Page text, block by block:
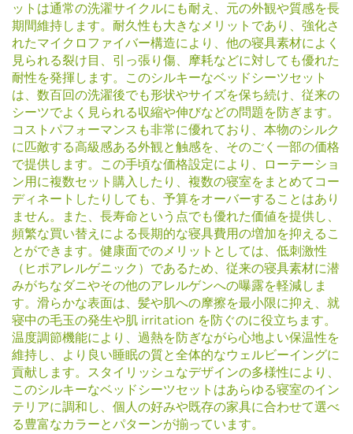
ットは通常の洗濯サイクルにも耐え、元の外観や質感を長
期間維持します。耐久性も大きなメリットであり、強化さ
れたマイクロファイバー構造により、他の寝具素材によく
見られる裂け目、引っ張り傷、摩耗などに対しても優れた
耐性を発揮します。このシルキーなベッドシーツセット
は、数百回の洗濯後でも形状やサイズを保ち続け、従来の
シーツでよく見られる収縮や伸びなどの問題を防ぎます。
コストパフォーマンスも非常に優れており、本物のシルク
に匹敵する高級感ある外観と触感を、そのごく一部の価格
で提供します。この手頃な価格設定により、ローテーショ
ン用に複数セット購入したり、複数の寝室をまとめてコー
ディネートしたりしても、予算をオーバーすることはあり
ません。また、長寿命という点でも優れた価値を提供し、
頻繁な買い替えによる長期的な寝具費用の増加を抑えるこ
とができます。健康面でのメリットとしては、低刺激性
（ヒポアレルゲニック）であるため、従来の寝具素材に潜
みがちなダニやその他のアレルゲンへの曝露を軽減しま
す。滑らかな表面は、髪や肌への摩擦を最小限に抑え、就
寝中の毛玉の発生や肌 irritation を防ぐのに役立ちます。
温度調節機能により、過熱を防ぎながら心地よい保温性を
維持し、より良い睡眠の質と全体的なウェルビーイングに
貢献します。スタイリッシュなデザインの多様性により、
このシルキーなベッドシーツセットはあらゆる寝室のイン
テリアに調和し、個人の好みや既存の家具に合わせて選べ
る豊富なカラーとパターンが揃っています。